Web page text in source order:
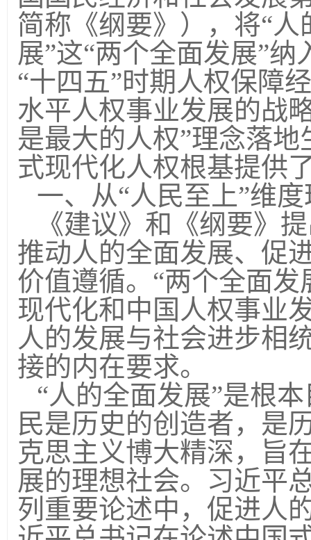
简称《纲要》）
，将“
展”这“两个全面发展”
“十四五”时期人权保障
水平人权事业发展的战
是最大的人权”理念落
式现代化人权根基提供
一、从“人民至上”维
《建议》和《纲要》
推动人的全面发展、促
价值遵循。“两个全面发
现代化和中国人权事业
人的发展与社会进步相
接的内在要求。
“人的全面发展”是根
民是历史的创造者，是
克思主义博大精深，旨
展的理想社会。习近平
列重要论述中，促进人